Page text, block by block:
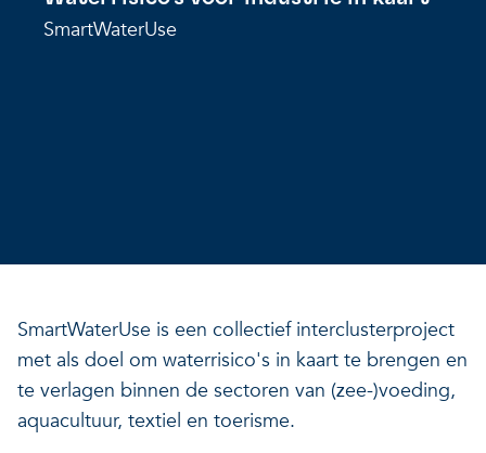
Een gezonde leefomgeving
Veerkrachtige ecosystemen
Veerkrachtige ecosystemen
SmartWaterUse
SmartWaterUse is een collectief interclusterproject
met als doel om waterrisico's in kaart te brengen en
te verlagen binnen de sectoren van (zee-)voeding,
aquacultuur, textiel en toerisme.